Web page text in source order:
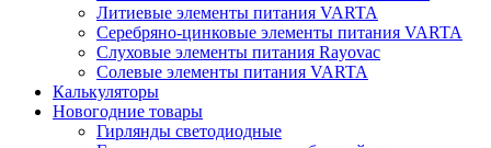
Литиевые элементы питания VARTA
Серебряно-цинковые элементы питания VARTA
Слуховые элементы питания Rayovac
Солевые элементы питания VARTA
Калькуляторы
Новогодние товары
Гирлянды светодиодные